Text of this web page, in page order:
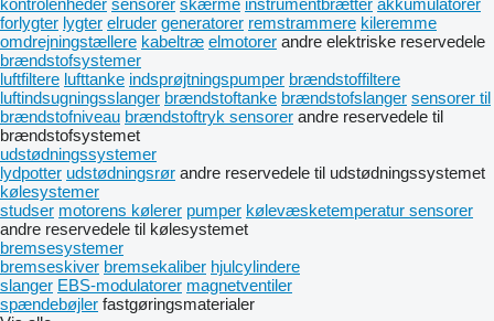
kontrolenheder sensorer skærme instrumentbrætter akkumulatorer
forlygter lygter elruder generatorer remstrammere kileremme
omdrejningstællere kabeltræ elmotorer andre elektriske reservedele
brændstofsystemer
luftfiltere lufttanke indsprøjtningspumper brændstoffiltere
luftindsugningsslanger brændstoftanke brændstofslanger sensorer til
brændstofniveau brændstoftryk sensorer andre reservedele til
brændstofsystemet
udstødningssystemer
lydpotter udstødningsrør andre reservedele til udstødningssystemet
kølesystemer
studser motorens kølerer pumper kølevæsketemperatur sensorer
andre reservedele til kølesystemet
bremsesystemer
bremseskiver bremsekaliber hjulcylindere
slanger EBS-modulatorer magnetventiler
spændebøjler fastgøringsmaterialer